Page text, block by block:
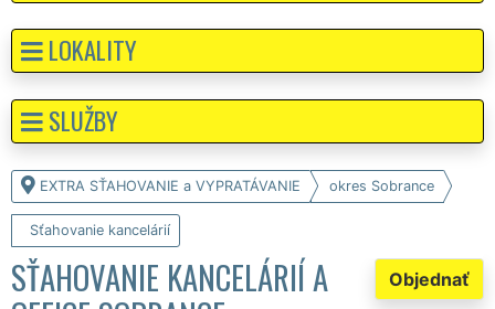
EXTRA SŤAHOVANIE a VYPRATÁVANIE okres Sobrance
Sťahovanie kancelárií
Objednať
SŤAHOVANIE KANCELÁRIÍ A
LOKALITY
SLUŽBY